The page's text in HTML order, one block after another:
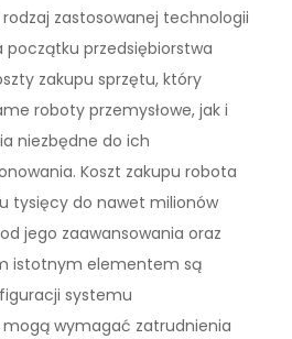
zastosowanej technologii
początku przedsiębiorstwa
zakupu sprzętu, który
roboty przemysłowe, jak i
niezbędne do ich
Koszt zakupu robota
tysięcy do nawet milionów
jego zaawansowania oraz
istotnym elementem są
systemu
wymagać zatrudnienia